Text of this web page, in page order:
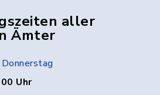
aller
Ämter
Uhr